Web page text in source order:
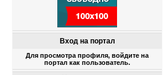
Вход на портал
Для просмотра профиля, войдите на
портал как пользователь.